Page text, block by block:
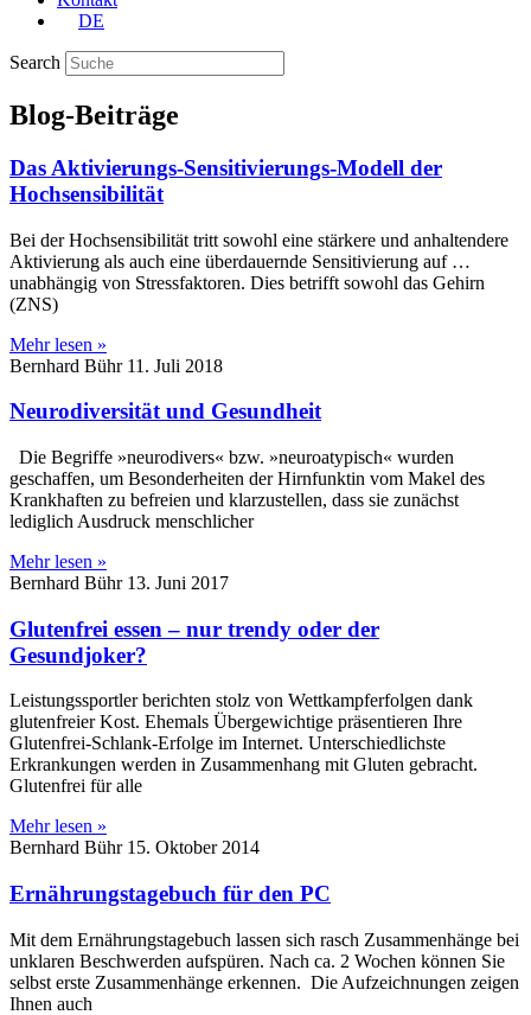
DE
Search
Blog-Beiträge
Das Aktivierungs-Sensitivierungs-Modell der
Hochsensibilität
Bei der Hochsensibilität tritt sowohl eine stärkere und anhaltendere
Aktivierung als auch eine überdauernde Sensitivierung auf …
unabhängig von Stressfaktoren. Dies betrifft sowohl das Gehirn
(ZNS)
Mehr lesen »
Bernhard Bühr 11. Juli 2018
Neurodiversität und Gesundheit
Die Begriffe »neurodivers« bzw. »neuroatypisch« wurden
geschaffen, um Besonderheiten der Hirnfunktin vom Makel des
Krankhaften zu befreien und klarzustellen, dass sie zunächst
lediglich Ausdruck menschlicher
Mehr lesen »
Bernhard Bühr 13. Juni 2017
Glutenfrei essen – nur trendy oder der
Gesundjoker?
Leistungssportler berichten stolz von Wettkampferfolgen dank
glutenfreier Kost. Ehemals Übergewichtige präsentieren Ihre
Glutenfrei-Schlank-Erfolge im Internet. Unterschiedlichste
Erkrankungen werden in Zusammenhang mit Gluten gebracht.
Glutenfrei für alle
Mehr lesen »
Bernhard Bühr 15. Oktober 2014
Ernährungstagebuch für den PC
Mit dem Ernährungstagebuch lassen sich rasch Zusammenhänge bei
unklaren Beschwerden aufspüren. Nach ca. 2 Wochen können Sie
selbst erste Zusammenhänge erkennen. Die Aufzeichnungen zeigen
Ihnen auch